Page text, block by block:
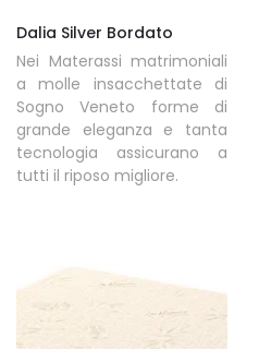
Dalia Silver Bordato
Nei Materassi matrimoniali
a molle insacchettate di
Sogno Veneto forme di
grande eleganza e tanta
tecnologia assicurano a
tutti il riposo migliore.